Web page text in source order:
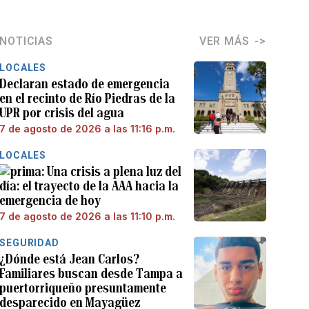
NOTICIAS VER MÁS
LOCALES
Declaran estado de emergencia
en el recinto de Río Piedras de la
UPR por crisis del agua
7 de agosto de 2026 a las 11:16 p.m.
LOCALES
Una crisis a plena luz del
día: el trayecto de la AAA hacia la
emergencia de hoy
7 de agosto de 2026 a las 11:10 p.m.
SEGURIDAD
¿Dónde está Jean Carlos?
Familiares buscan desde Tampa a
puertorriqueño presuntamente
desparecido en Mayagüez